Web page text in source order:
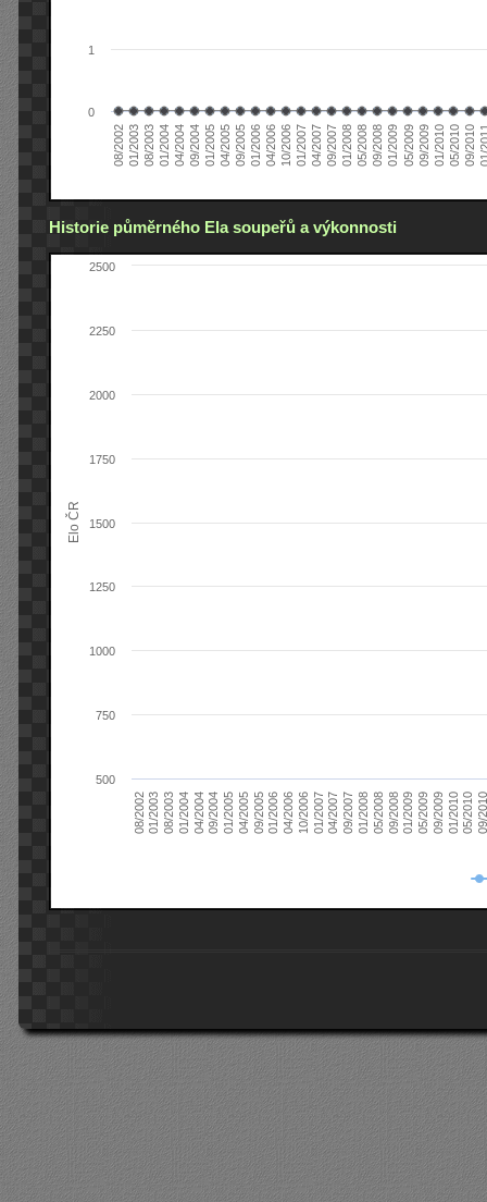
08/200201/200308/200301/200404/200409/200401/200504/200509/200501/200604/200610/200601/200704/200709/200701/200805/200809/200801/200905/200909/200901/201005/201009/2010
0
1
Historie půměrného Ela soupeřů a výkonnosti
Elo ČR
08/200201/200308/200301/200404/200409/200401/200504/200509/200501/200604/200610/200601/200704/200709/200701/200805/200809/200801/200905/200909/200901/201005/201009/
1000
2000
500
750
1250
1500
1750
2250
2500